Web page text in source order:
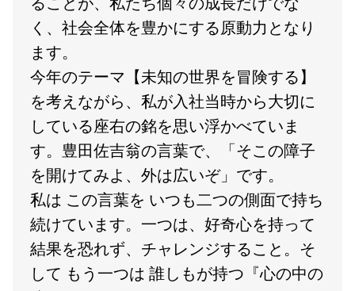
く、社会全体を豊かにする原動力となり
ます。
今年のテーマ【未知の世界を冒険する】
を考えながら、私が入社当時から大切に
している座右の銘を思い浮かべていま
す。豊田佐吉翁の言葉で、「そこの障子
を開けてみよ、外は広いぞ」です。
私は この言葉を いつも二つの側面で持ち
続けています。一つは、好奇心を持って
結果を恐れず、チャレンジすること。そ
して もう一つは 誰しもが持つ『心の中の